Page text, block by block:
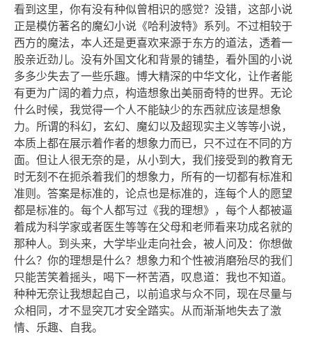
看到这里，你有没有种似曾相识的感觉？没错，这部小说
正是模仿著名的魔幻小说《哈利波特》系列。不过相较于
西方的魔法，本人还是更喜欢来源于东方的道法，透着一
股亲近劲儿。没有外国文化和背景的铺垫，看外国的小说
多多少失去了一些乐趣。博大精深的中华文化，让作者能
有更为广阔的着力点，构造想象出美丽奇特的世界。无论
什么时候，我觉得一个人不能缺少的东西就应该是想象
力。所谓的科幻，玄幻、魔幻以及超现实主义等等小说，
本质上都在展示着作者的想象力而已，只不过在不同的方
面。但让人很无奈的是，从小到大，我们接受到的教育无
时无刻不在扼杀着我们的想象力，所有的一切都有标准和
准则。答案是标准的，论点也是标准的，连每个人的愿望
都是标准的。每个人都写过《我的理想》，每个人都被逼
着成为科学家或者医生等等在父母和老师看来功成名就的
那种人。到头来，大学毕业走向社会，被人问及：你想做
什么？你的理想是什么？想象力和个性被消磨殆尽的我们
只能苦笑着摇头，喝下一杯苦酒，叹息道：我也不知道。
种种无奈让我想起自己，以前追求与众不同，现在尽量与
众相同，才不显突兀才安全踏实。从而渐渐地失去了激
情、乐趣、自我。